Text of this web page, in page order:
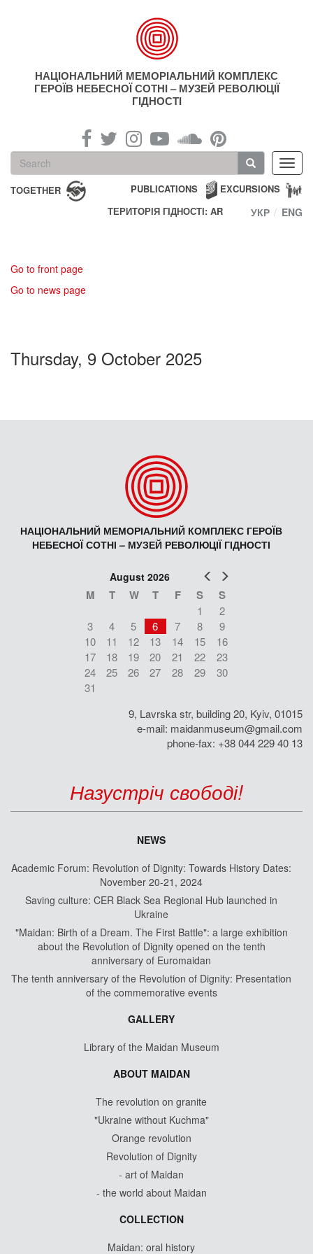
НАЦІОНАЛЬНИЙ МЕМОРІАЛЬНИЙ КОМПЛЕКС
ГЕРОЇВ НЕБЕСНОЇ СОТНІ – МУЗЕЙ РЕВОЛЮЦІЇ
ГІДНОСТІ
Search
form
Search
TOGETHER EXCURSIONS
PUBLICATIONS
ТЕРИТОРІЯ ГІДНОСТІ: AR
УКР ENG
Go to front page
Go to news page
Thursday, 9 October 2025
НАЦІОНАЛЬНИЙ МЕМОРІАЛЬНИЙ КОМПЛЕКС ГЕРОЇВ
НЕБЕСНОЇ СОТНІ – МУЗЕЙ РЕВОЛЮЦІЇ ГІДНОСТІ
Prev
August 2026
M T W T F S S
1
2
3
4 5 6 7 8
9
10
11 12 13 14 15
16
17
18 19 20 21 22
23
24
25 26 27 28 29
30
31
9, Lavrska str, building 20, Kyiv, 01015
e-mail: maidanmuseum@gmail.com
phone-fax: +38 044 229 40 13
Назустріч свободі!
NEWS
Academic Forum: Revolution of Dignity: Towards History Dates:
November 20-21, 2024
Saving culture: CER Black Sea Regional Hub launched in
Ukraine
"Maidan: Birth of a Dream. The First Battle": a large exhibition
about the Revolution of Dignity opened on the tenth
anniversary of Euromaidan
The tenth anniversary of the Revolution of Dignity: Presentation
of the commemorative events
GALLERY
Library of the Maidan Museum
ABOUT MAIDAN
The revolution on granite
"Ukraine without Kuchma"
Orange revolution
Revolution of Dignity
- art of Maidan
- the world about Maidan
COLLECTION
Maidan: oral history